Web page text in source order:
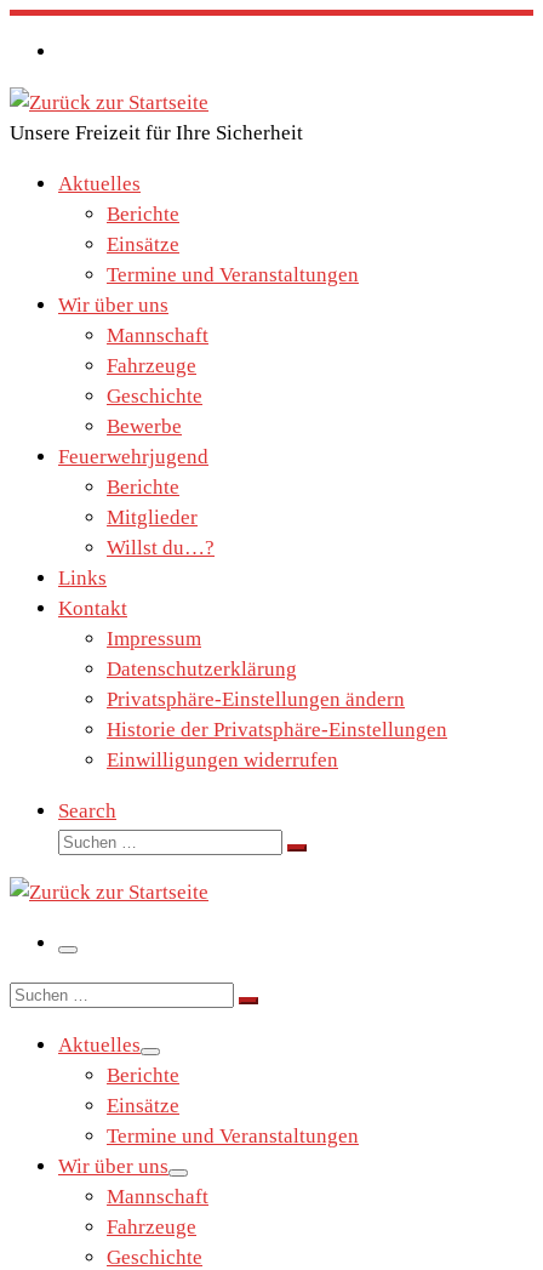
Zum
Inhalt
springen
Unsere Freizeit für Ihre Sicherheit
Aktuelles
Berichte
Einsätze
Termine und Veranstaltungen
Wir über uns
Mannschaft
Fahrzeuge
Geschichte
Bewerbe
Feuerwehrjugend
Berichte
Mitglieder
Willst du…?
Links
Kontakt
Impressum
Datenschutzerklärung
Privatsphäre-Einstellungen ändern
Historie der Privatsphäre-Einstellungen
Einwilligungen widerrufen
Search
Suche
Suchen …
Menü
Suche
Suchen …
Aktuelles
Berichte
Einsätze
Termine und Veranstaltungen
Wir über uns
Mannschaft
Fahrzeuge
Geschichte